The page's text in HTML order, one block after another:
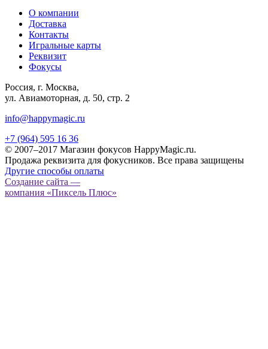
О компании
Доставка
Контакты
Игральные карты
Реквизит
Фокусы
Россия, г. Москва,
ул. Авиамоторная, д. 50, стр. 2
info@happymagic.ru
+7 (964) 595 16 36
© 2007–2017 Магазин фокусов HappyMagic.ru.
Продажа реквизита для фокусников. Все права защищены
Другие способы оплаты
Создание сайта —
компания «Пиксель Плюс»